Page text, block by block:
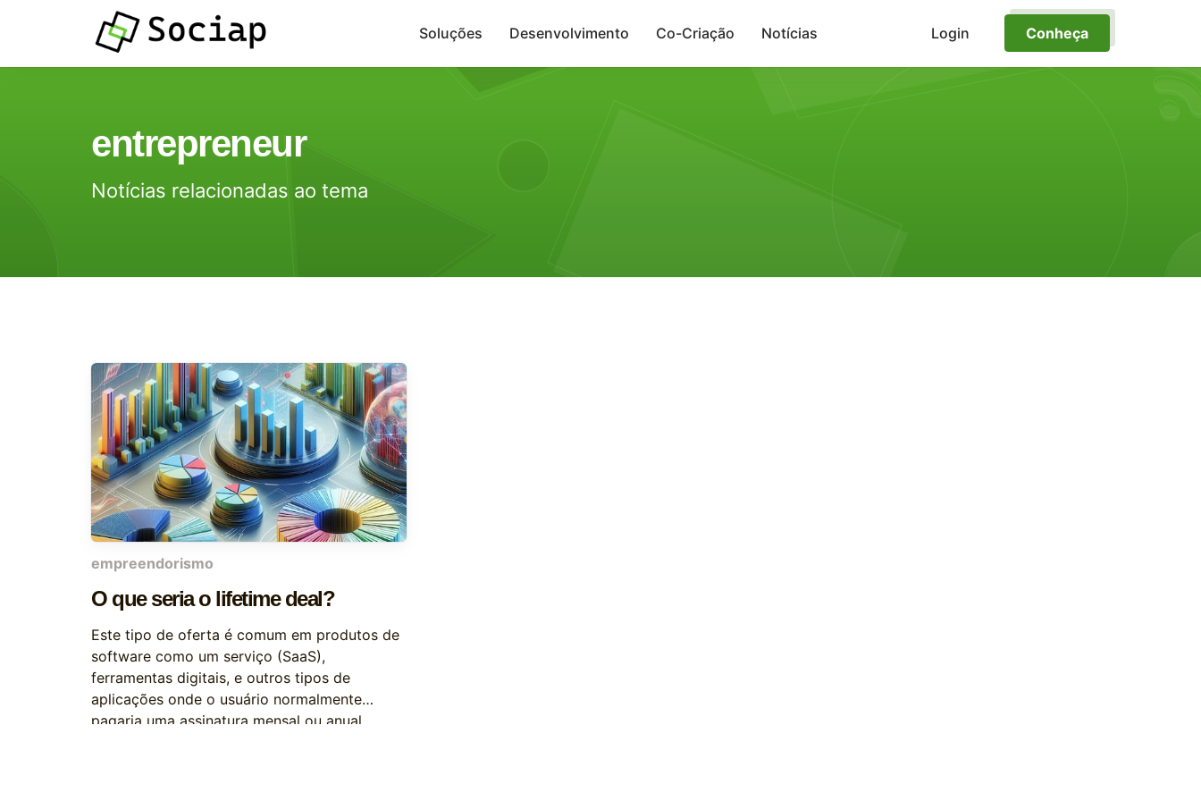
Soluções
Whatsapp
Desenvolvimento Co-Criação Notícias Login Conheça
entrepreneur
Notícias relacionadas ao tema
empreendorismo
O que seria o lifetime deal?
Este tipo de oferta é comum em produtos de
software como um serviço (SaaS),
ferramentas digitais, e outros tipos de
aplicações onde o usuário normalmente
pagaria uma assinatura mensal ou anual.